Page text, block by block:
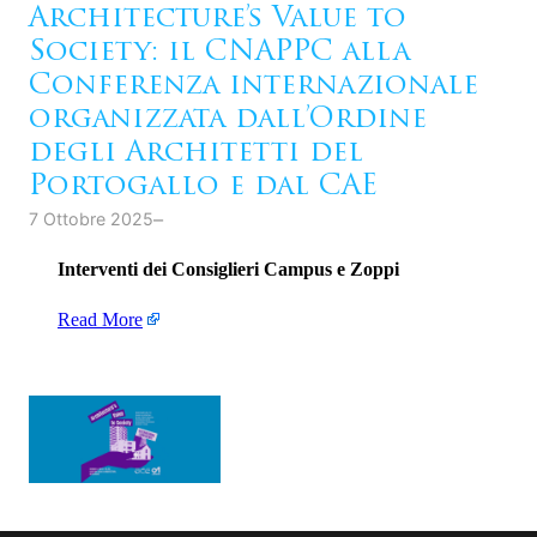
Architecture’s Value to
Society: il CNAPPC alla
Conferenza internazionale
organizzata dall’Ordine
degli Architetti del
Portogallo e dal CAE
7 Ottobre 2025–
Interventi dei Consiglieri Campus e Zoppi
Read More